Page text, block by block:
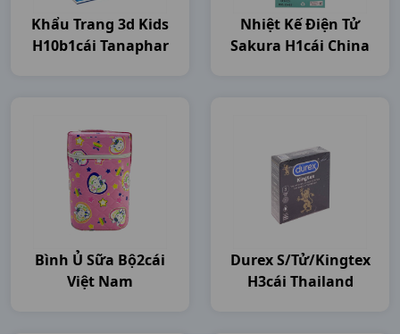
Khẩu Trang 3d Kids
H10b1cái Tanaphar
Nhiệt Kế Điện Tử
Sakura H1cái China
Bình Ủ Sữa Bộ2cái
Việt Nam
Durex S/tử/kingtex
H3cái Thailand